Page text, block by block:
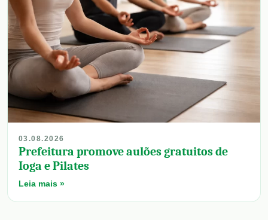
03.08.2026
Prefeitura promove aulões gratuitos de
Ioga e Pilates
Leia mais »